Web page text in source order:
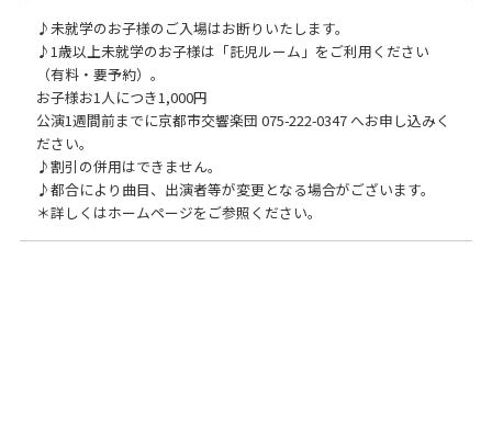
♪未就学のお子様のご入場はお断りいたします。
♪1歳以上未就学のお子様は「託児ルーム」をご利用ください
（有料・要予約）。
お子様お1人につき1,000円
公演1週間前までに京都市交響楽団 075-222-0347 へお申し込みく
ださい。
♪割引の併用はできません。
♪都合により曲目、出演者等が変更となる場合がございます。
＊詳しくはホームページをご参照ください。